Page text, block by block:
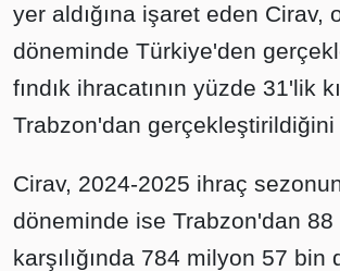
yer aldığına işaret eden Cirav,
döneminde Türkiye'den
fındık ihracatının yüzde 31'lik
Trabzon'dan gerçekleştirildiğini
Cirav, 2024-2025 ihraç
döneminde ise Trabzon'dan
karşılığında 784 milyon 57 bin